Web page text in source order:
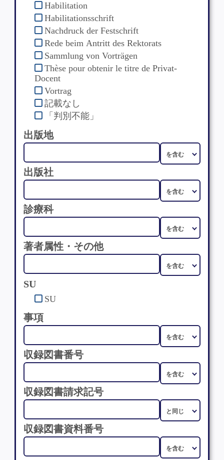
Habilitation
Habilitationsschrift
Nachdruck der Festschrift
Rede beim Antritt des Rektorats
Sammlung von Vorträgen
Thèse pour obtenir le titre de Privat-
Docent
Vortrag
記載なし
「判別不能」
出版地
出版社
診療科
著者属性・その他
SU
SU
事項
収録図書番号
収録図書請求記号
収録図書資料番号